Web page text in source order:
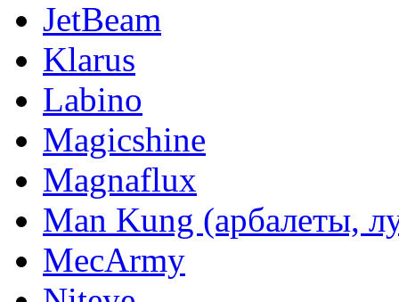
JetBeam
Klarus
Labino
Magicshine
Magnaflux
Man Kung (арбалеты,
MecArmy